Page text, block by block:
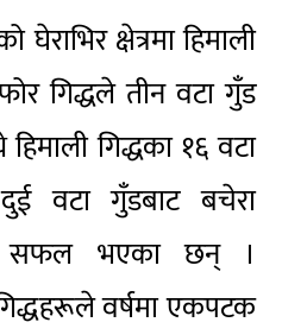
घेराभिर क्षेत्रमा हिमाली
गिद्धले तीन वटा गुँड
गिद्धका १६ वटा
वटा गुँडबाट बचेरा
सफल भएका छन् ।
वर्षमा एकपटक